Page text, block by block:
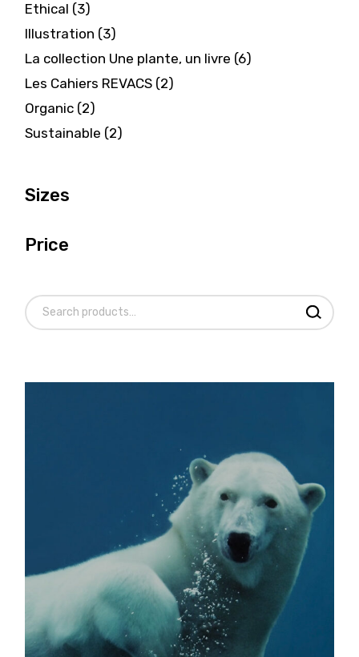
Ethical 33
products
Illustration 33
products
La collection Une plante, un livre 66
products
Les Cahiers REVACS 22
products
Organic 22
products
Sustainable 22
products
Sizes
Price